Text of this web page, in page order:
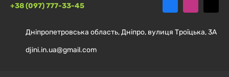
+38 (097) 777-33-45
Дніпропетровська область, Дніпро, вулиця Троїцька, 3А
djini.in.ua@gmail.com